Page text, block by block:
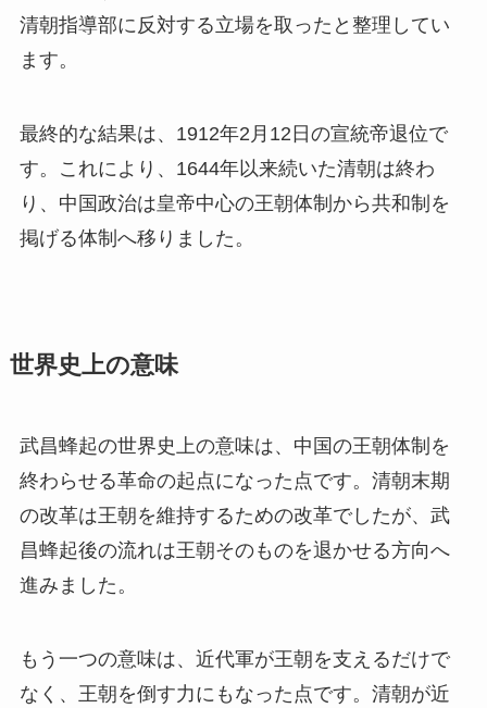
清朝指導部に反対する立場を取ったと整理してい
ます。
最終的な結果は、1912年2月12日の宣統帝退位で
す。これにより、1644年以来続いた清朝は終わ
り、中国政治は皇帝中心の王朝体制から共和制を
掲げる体制へ移りました。
世界史上の意味
武昌蜂起の世界史上の意味は、中国の王朝体制を
終わらせる革命の起点になった点です。清朝末期
の改革は王朝を維持するための改革でしたが、武
昌蜂起後の流れは王朝そのものを退かせる方向へ
進みました。
もう一つの意味は、近代軍が王朝を支えるだけで
なく、王朝を倒す力にもなった点です。清朝が近